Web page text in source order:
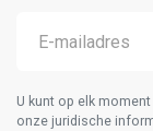
U kunt op elk
onze juridische